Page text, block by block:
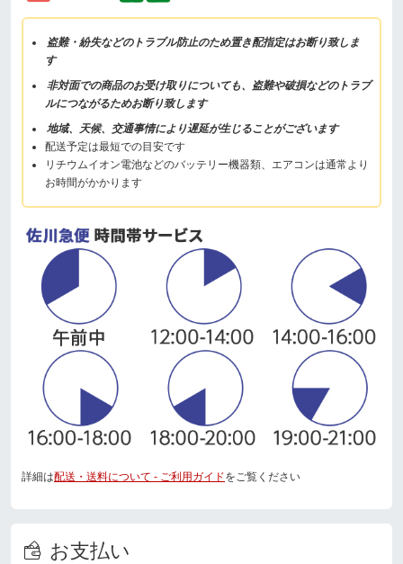
盗難・紛失などのトラブル防止のため置き配指定はお断り致しま
す
非対面での商品のお受け取りについても、盗難や破損などのトラブ
ルにつながるためお断り致します
地域、天候、交通事情により遅延が生じることがございます
配送予定は最短での目安です
リチウムイオン電池などのバッテリー機器類、エアコンは通常より
お時間がかかります
詳細は配送・送料について - ご利用ガイドをご覧ください
お支払い